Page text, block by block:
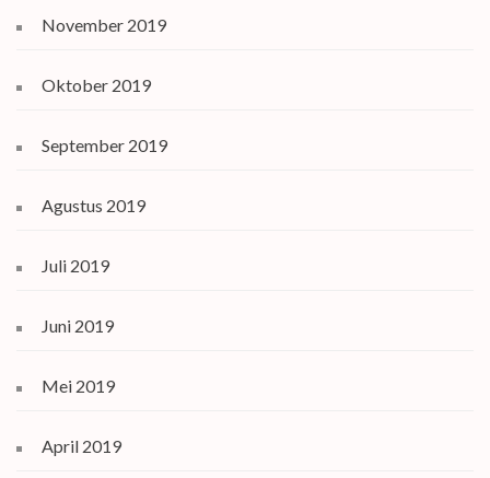
November 2019
Oktober 2019
September 2019
Agustus 2019
Juli 2019
Juni 2019
Mei 2019
April 2019